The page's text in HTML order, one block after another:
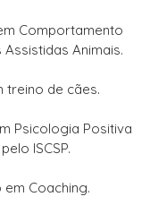
Comportamento
Animais.
treino de cães.
Psicologia Positiva
ISCSP.
Coaching.